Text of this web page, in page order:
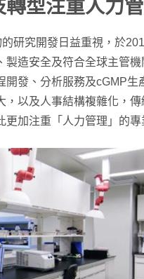
型注重人力
研究開發日益重視，於
造安全及符合全球主管機
發、分析服務及cGMP生
以及人事結構複雜化，傳
加注重「人力管理」的專